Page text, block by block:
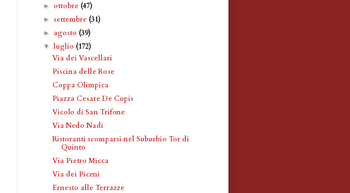
► ottobre (47)
► settembre (31)
► agosto (39)
▼luglio (172)
Via dei Vascellari
Piscina delle Rose
Coppa Olimpica
Piazza Cesare De Cupis
Vicolo di San Trifone
Via Nedo Nadi
Ristoranti scomparsi nel Suburbio Tor di
Quinto
Via Pietro Micca
Via dei Piceni
Ernesto alle Terrazze